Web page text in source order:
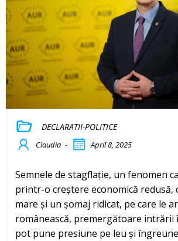
DECLARATII-POLITICE
Claudia - April 8, 2025
Semnele de stagflație, un fenomen
printr-o creștere economică redusă,
mare și un șomaj ridicat, pe care le
românească, premergătoare intrării
pot pune presiune pe leu și